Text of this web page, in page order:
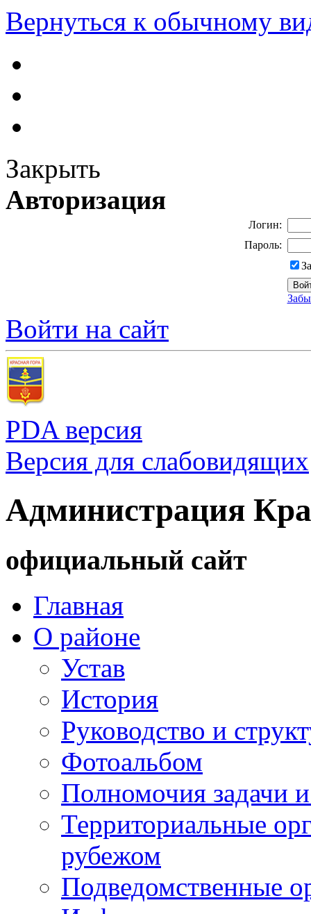
Вернуться к обычному
Закрыть
Авторизация
Логин:
Пароль:
Войти на сайт
PDA версия
Версия для слабовидящих
Администрация
официальный сайт
Главная
О районе
Устав
История
Руководство и
Фотоальбом
Полномочия задачи
Территориальные
рубежом
Подведомственные